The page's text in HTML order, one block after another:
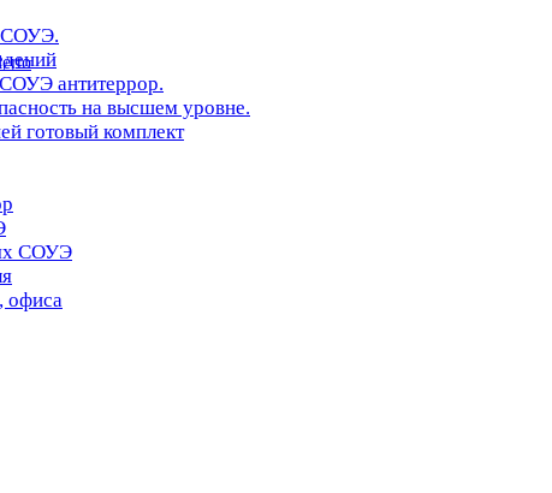
СОУЭ.
антитеррор.
на высшем уровне.
готовый комплект
СОУЭ
офиса